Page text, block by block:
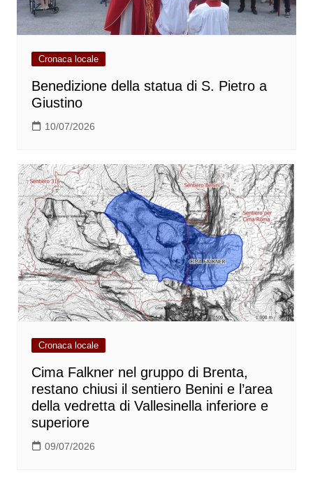
Cronaca locale
Benedizione della statua di S. Pietro a
Giustino
10/07/2026
Cronaca locale
Cima Falkner nel gruppo di Brenta,
restano chiusi il sentiero Benini e l’area
della vedretta di Vallesinella inferiore e
superiore
09/07/2026